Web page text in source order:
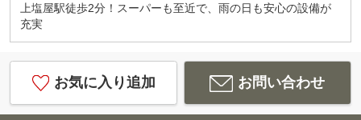
上塩屋駅徒歩2分！スーパーも至近で、雨の日も安心の設備が
充実
お気に入り追加 お問い合わせ